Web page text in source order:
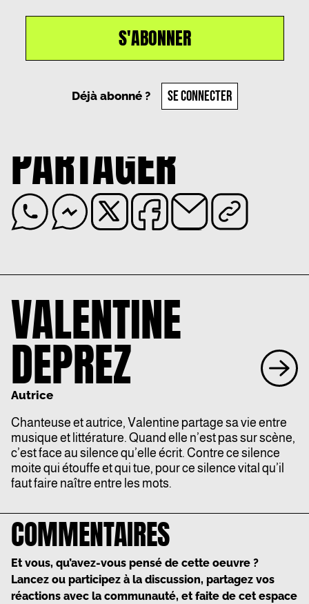
S'ABONNER
Déjà abonné ? SE CONNECTER
Valentine Deprez, le
PARTAGER
VALENTINE
DEPREZ
Autrice
Chanteuse et autrice, Valentine partage sa vie entre
musique et littérature. Quand elle n’est pas sur scène,
c’est face au silence qu’elle écrit. Contre ce silence
moite qui étouffe et qui tue, pour ce silence vital qu’il
faut faire naître entre les mots.
COMMENTAIRES
Et vous, qu’avez-vous pensé de cette oeuvre ?
Lancez ou participez à la discussion, partagez vos
réactions avec la communauté, et faite de cet espace